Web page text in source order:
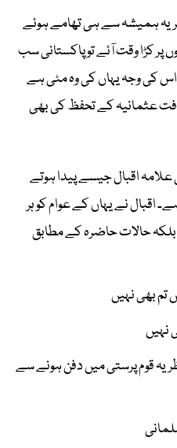
نظریہ ہمیشہ سے ہی تھامے ہوئے
پر کڑا وقت آئے تو پاکستانی سب
کی وجہ یہاں کی وہ مٹی ہے
عثمانیہ کے تحفظ کی بھی
اقبال جیسے پیدا ہوتے
اقبال نے یہاں کے عوام کو ہر
حالات حاضرہ کے مطابق
بھی نہیں
نہیں
قوم پرستی میں دفن ہونے سے